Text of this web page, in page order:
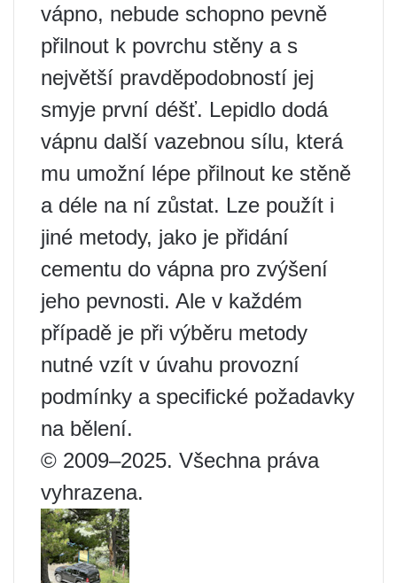
vápno, nebude schopno pevně
přilnout k povrchu stěny a s
největší pravděpodobností jej
smyje první déšť. Lepidlo dodá
vápnu další vazebnou sílu, která
mu umožní lépe přilnout ke stěně
a déle na ní zůstat. Lze použít i
jiné metody, jako je přidání
cementu do vápna pro zvýšení
jeho pevnosti. Ale v každém
případě je při výběru metody
nutné vzít v úvahu provozní
podmínky a specifické požadavky
na bělení.
© 2009–2025. Všechna práva
vyhrazena.